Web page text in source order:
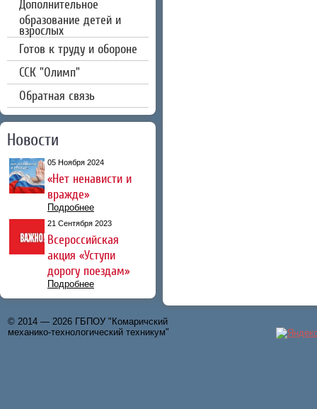
Дополнительное
образование детей и
взрослых
Готов к труду и обороне
CCК "Олимп"
Обратная связь
Новости
05 Ноября 2024
«Нет ненависти и
вражде»
Подробнее
21 Сентября 2023
Всероссийская
акция «Уступи
дорогу поездам»
Подробнее
© 2014 — 2026 ГБПОУ "Комаричский
механико-технологический техникум"